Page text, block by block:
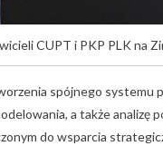
CUPT i PKP PLK na
spójnego
a także
do wsparcia